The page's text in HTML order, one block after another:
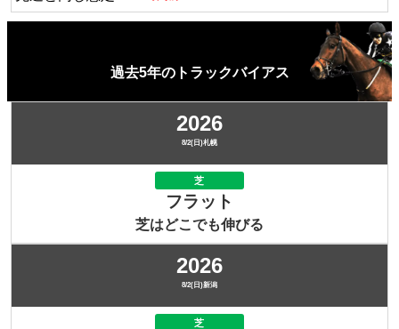
過去5年のトラックバイアス
2026
8/2(日)札幌
芝
フラット
芝はどこでも伸びる
2026
8/2(日)新潟
芝